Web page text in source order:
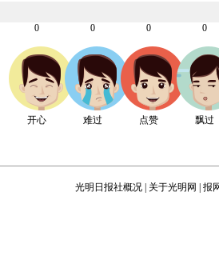
0
开心
0
难过
0
点赞
0
飘过
光明日报社概况 关于光明网 报